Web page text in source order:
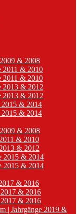
& 2008
2011 & 2010
2011 & 2010
2013 & 2012
2013 & 2012
2015 & 2014
2015 & 2014
& 2008
& 2010
& 2012
2015 & 2014
2015 & 2014
& 2016
2017 & 2016
2017 & 2016
| Jahrgänge 2019 &